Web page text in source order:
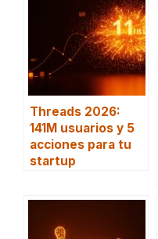
Threads 2026:
141M usuarios y 5
acciones para tu
startup